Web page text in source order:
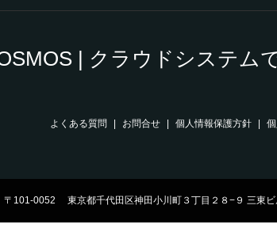
| クラウドシステム
よくある質問 お問合せ 個人情報保護方針
101-0052 東京都千代田区神田小川町３丁目２８−９ 三東ビ